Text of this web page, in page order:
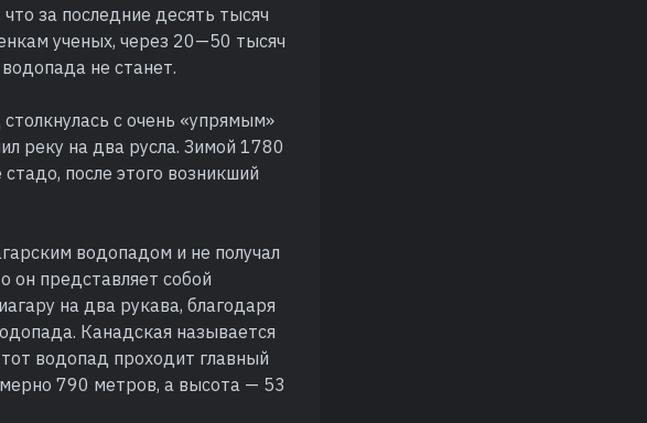
за последние десять тысяч
ученых, через 20—50 тысяч
не станет.
с очень «упрямым»
реку на два русла. Зимой 1780
после этого возникший
водопадом и не получал
он представляет собой
на два рукава, благодаря
Канадская называется
водопад проходит главный
790 метров, а высота — 53